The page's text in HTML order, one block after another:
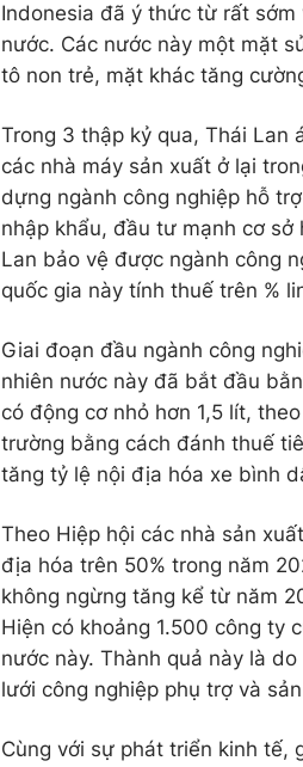
Indonesia đã ý thức từ rất
nước. Các nước này một mặt
tô non trẻ, mặt khác tăng
Trong 3 thập kỷ qua, Thái Lan
các nhà máy sản xuất ở lại
dựng ngành công nghiệp hỗ
nhập khẩu, đầu tư mạnh cơ
Lan bảo vệ được ngành công
quốc gia này tính thuế trên %
Giai đoạn đầu ngành công
nhiên nước này đã bắt đầu
có động cơ nhỏ hơn 1,5 lít,
trường bằng cách đánh thuế
tăng tỷ lệ nội địa hóa xe bình
Theo Hiệp hội các nhà sản
địa hóa trên 50% trong năm
không ngừng tăng kể từ năm
Hiện có khoảng 1.500 công ty
nước này. Thành quả này là
lưới công nghiệp phụ trợ và
Cùng với sự phát triển kinh tế,